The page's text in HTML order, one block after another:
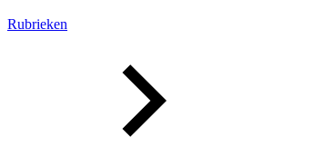
Rubrieken